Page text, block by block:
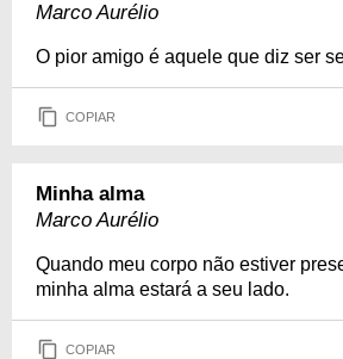
Marco Aurélio
O pior amigo é aquele que diz ser
COPIAR
Minha alma
Marco Aurélio
Quando meu corpo não estiver
minha alma estará a seu lado.
COPIAR